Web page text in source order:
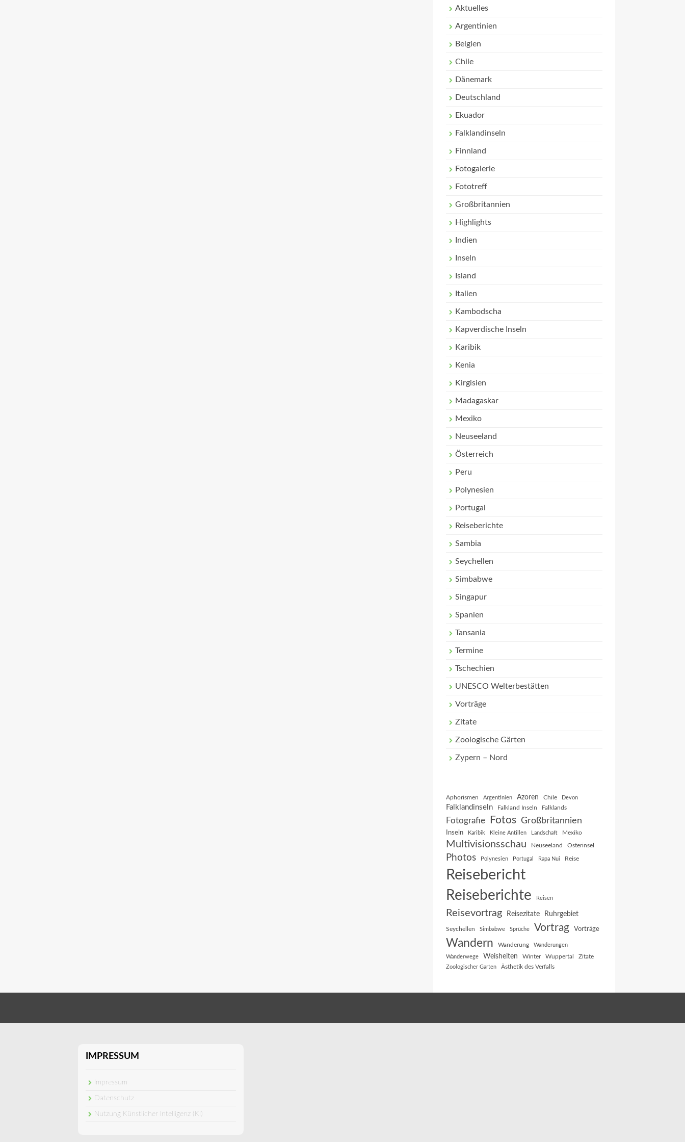
Aktuelles
Argentinien
Belgien
Chile
Dänemark
Deutschland
Ekuador
Falklandinseln
Finnland
Fotogalerie
Fototreff
Großbritannien
Highlights
Indien
Inseln
Island
Italien
Kambodscha
Kapverdische Inseln
Karibik
Kenia
Kirgisien
Madagaskar
Mexiko
Neuseeland
Österreich
Peru
Polynesien
Portugal
Reiseberichte
Sambia
Seychellen
Simbabwe
Singapur
Spanien
Tansania
Termine
Tschechien
UNESCO Welterbestätten
Vorträge
Zitate
Zoologische Gärten
Zypern – Nord
Aphorismen Argentinien Azoren Chile Devon
Falklandinseln Falkland Inseln Falklands
Fotografie Fotos Großbritannien
Inseln Karibik Kleine Antillen Landschaft Mexiko
Multivisionsschau Neuseeland Osterinsel
Photos Polynesien Portugal Rapa Nui Reise
Reisebericht
Reiseberichte Reisen
Reisevortrag Reisezitate Ruhrgebiet
Seychellen Simbabwe Sprüche Vortrag Vorträge
Wandern Wanderung Wanderungen
Wanderwege Weisheiten Winter Wuppertal Zitate
Zoologischer Garten Ästhetik des Verfalls
IMPRESSUM
Impressum
Datenschutz
Nutzung Künstlicher Intelligenz (KI)